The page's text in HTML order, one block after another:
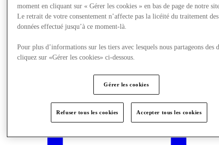
moment en cliquant sur « Gérer les cookies » en bas de page de notre
Le retrait de votre consentement n’affecte pas la licéité du traitement des
données effectué jusqu’à ce moment-là.
Pour plus d’informations sur les tiers avec lesquels nous partageons des
cliquez sur «Gérer les cookies» ci-dessous.
Gérer les cookies
Refuser tous les cookies Accepter tous les cookies